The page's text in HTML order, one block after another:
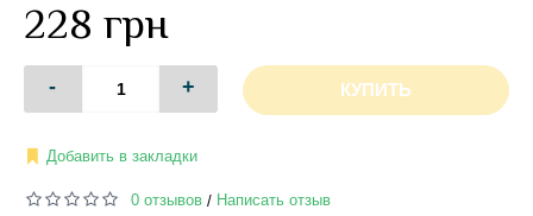
228 грн
- + КУПИТЬ
Добавить в закладки
0 отзывов / Написать отзыв